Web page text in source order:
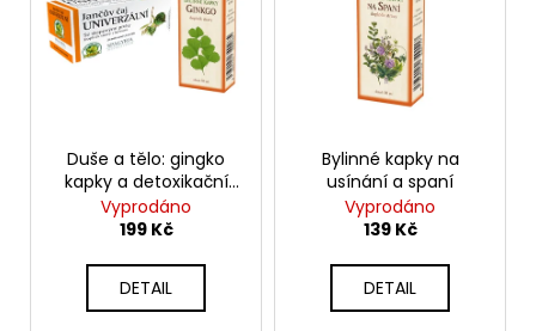
Duše a tělo: gingko
kapky a detoxikační
čaj
Vyprodáno
199 Kč
DETAIL
Bylinné kapky na
usínání a spaní
Vyprodáno
139 Kč
DETAIL